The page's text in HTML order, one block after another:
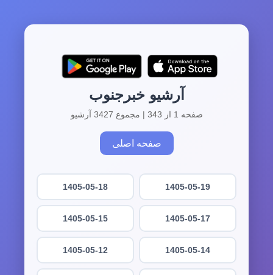
آرشیو خبرجنوب
صفحه 1 از 343 | مجموع 3427 آرشیو
صفحه اصلی
1405-05-19
1405-05-18
1405-05-17
1405-05-15
1405-05-14
1405-05-12